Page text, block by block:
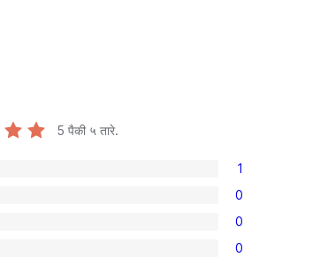
5 पैकी ५ तारे.
1
0
0
0